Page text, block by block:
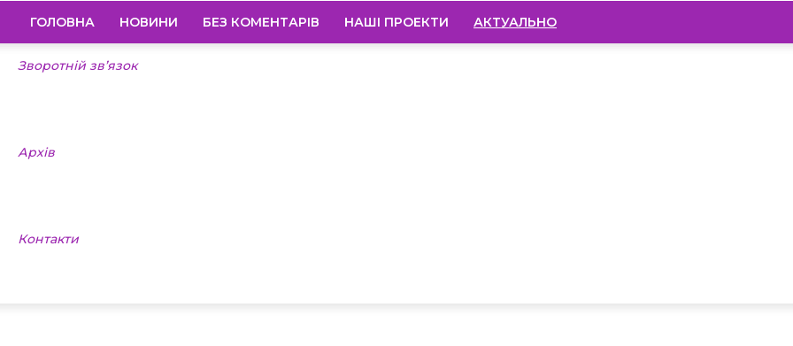
ГОЛОВНА НОВИНИ БЕЗ КОМЕНТАРІВ НАШІ ПРОЕКТИ АКТУАЛЬНО
Зворотній зв’язок
Архів
Контакти